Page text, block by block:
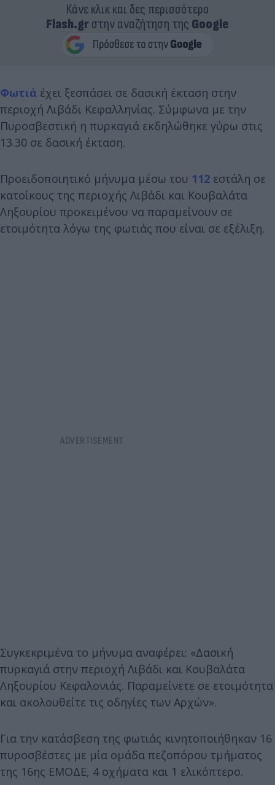
Κάνε κλικ και δες περισσότερο
Flash.grστην αναζήτηση της Google
Φωτιά έχει ξεσπάσει σε δασική έκταση στην
περιοχή Λιβάδι Κεφαλληνίας. Σύμφωνα με την
Πυροσβεστική η πυρκαγιά εκδηλώθηκε γύρω στις
13.30 σε δασική έκταση.
Προειδοποιητικό μήνυμα μέσω του 112 εστάλη σε
κατοίκους της περιοχής Λιβάδι και Κουβαλάτα
Ληξουρίου προκειμένου να παραμείνουν σε
ετοιμότητα λόγω της φωτιάς που είναι σε εξέλιξη.
Συγκεκριμένα το μήνυμα αναφέρει: «Δασική
πυρκαγιά στην περιοχή Λιβάδι και Κουβαλάτα
Ληξουρίου Κεφαλονιάς. Παραμείνετε σε ετοιμότητα
και ακολουθείτε τις οδηγίες των Αρχών».
Για την κατάσβεση της φωτιάς κινητοποιήθηκαν 16
πυροσβέστες με μία ομάδα πεζοπόρου τμήματος
της 16ης ΕΜΟΔΕ, 4 οχήματα και 1 ελικόπτερο.